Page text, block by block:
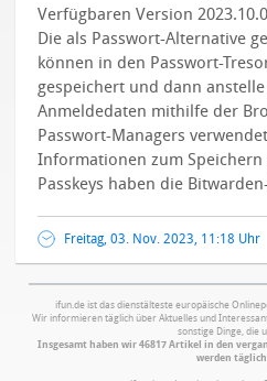
Verfügbaren Version
Die als Passwort-Alternative
können in den Passwort-
gespeichert und dann
Anmeldedaten mithilfe der
Passwort-Managers
Informationen zum
Passkeys haben die
Freitag, 03. Nov. 2023, 11:18 Uhr
ifun.de ist das dienstälteste europäische
Wir informieren täglich über Aktuelles und
sonstige Dinge, die
Insgesamt haben wir 46817 Artikel in den
werden